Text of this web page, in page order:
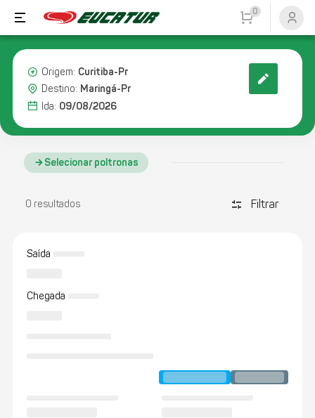
0
Origem: Curitiba-Pr
Destino: Maringá-Pr
Ida: 09/08/2026
Selecionar poltronas
0 resultados discover_tune Filtrar
Saída
Chegada